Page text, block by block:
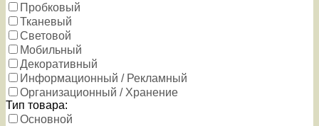
Пробковый
Тканевый
Световой
Мобильный
Декоративный
Информационный / Рекламный
Организационный / Хранение
Тип товара:
Основной